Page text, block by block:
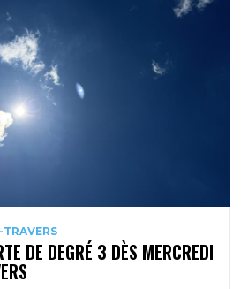
DE DEGRÉ 3 DÈS MERCREDI